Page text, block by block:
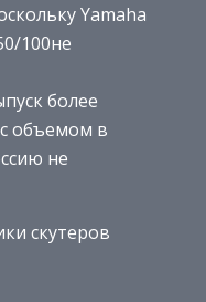
Yamaha
100не
более
объемом в
не
скутеров